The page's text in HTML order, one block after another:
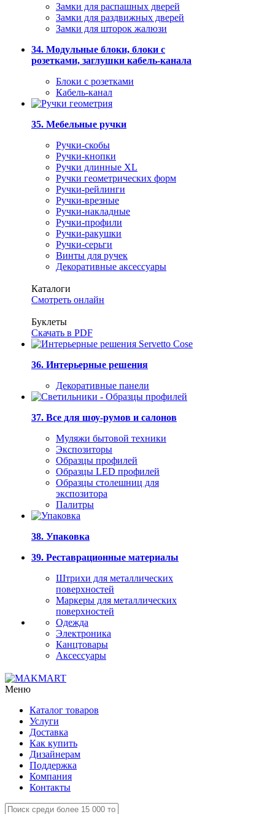
Замки для распашных дверей
Замки для раздвижных дверей
Замки для шторок жалюзи
34. Модульные блоки, блоки с
розетками, заглушки кабель-канала
Блоки с розетками
Кабель-канал
35. Мебельные ручки
Ручки-скобы
Ручки-кнопки
Ручки длинные XL
Ручки геометрических форм
Ручки-рейлинги
Ручки-врезные
Ручки-накладные
Ручки-профили
Ручки-ракушки
Ручки-серьги
Винты для ручек
Декоративные аксессуары
Каталоги
Смотреть онлайн
Буклеты
Скачать в PDF
36. Интерьерные решения
Декоративные панели
37. Все для шоу-румов и салонов
Муляжи бытовой техники
Экспозиторы
Образцы профилей
Образцы LED профилей
Образцы столешниц для
экспозитора
Палитры
38. Упаковка
39. Реставрационные материалы
Штрихи для металлических
поверхностей
Маркеры для металлических
поверхностей
Одежда
Электроника
Канцтовары
Аксессуары
Меню
Каталог товаров
Услуги
Доставка
Как купить
Дизайнерам
Поддержка
Компания
Контакты